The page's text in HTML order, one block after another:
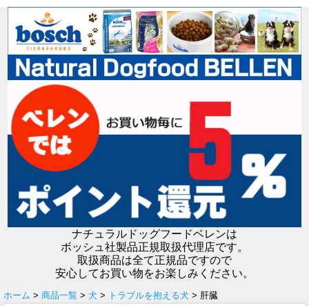
ナチュラルドッグフードベレンは
ボッシュ社製品正規取扱代理店です。
取扱商品は全て正規品ですので
安心してお買い物をお楽しみください。
ホーム > 商品一覧 > 犬 > トラブルを抱える犬 > 肝臓